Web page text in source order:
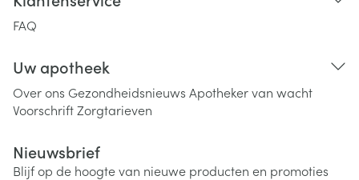
FAQ
Uw apotheek
Over ons Gezondheidsnieuws Apotheker van wacht
VoorschriftZorgtarieven
Nieuwsbrief
Blijf op de hoogte van nieuwe producten en promoties